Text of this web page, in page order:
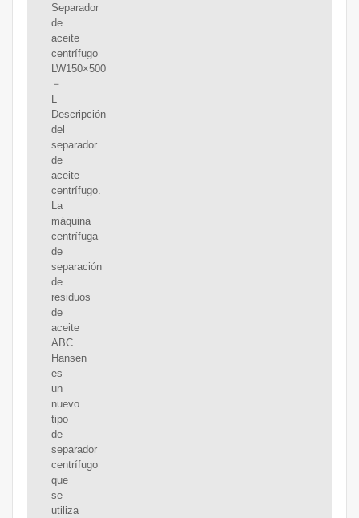
Separador
de
aceite
centrífugo
LW150×500
－
L
Descripción
del
separador
de
aceite
centrífugo.
La
máquina
centrífuga
de
separación
de
residuos
de
aceite
ABC
Hansen
es
un
nuevo
tipo
de
separador
centrífugo
que
se
utiliza